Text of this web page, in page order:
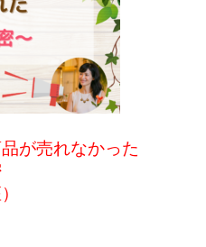
が売れなかった